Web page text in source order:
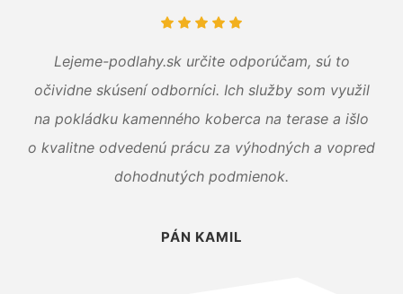
Lejeme-podlahy.sk určite odporúčam, sú to
očividne skúsení odborníci. Ich služby som využil
na pokládku kamenného koberca na terase a išlo
o kvalitne odvedenú prácu za výhodných a vopred
dohodnutých podmienok.
PÁN KAMIL